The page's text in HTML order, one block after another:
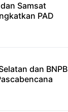
Samsat
PAD
dan BNPB